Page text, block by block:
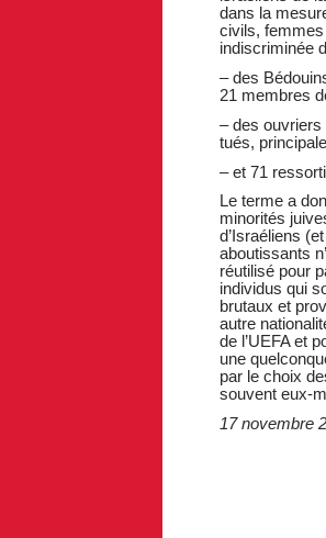
dans la
civils, femmes
indiscriminée
– des
21 membres
– des
tués,
– et 71
Le terme a
minorités
d’Israéliens
aboutissants
réutilisé pour
individus qui
brutaux et
autre
de l’UEFA et
une
par le choix
souvent eux-
17 novembre